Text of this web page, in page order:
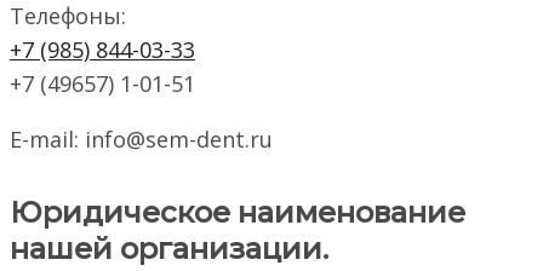
Телефоны:
+7 (985) 844-03-33
+7 (49657) 1-01-51
E-mail: info@sem-dent.ru
Юридическое наименование
нашей организации.